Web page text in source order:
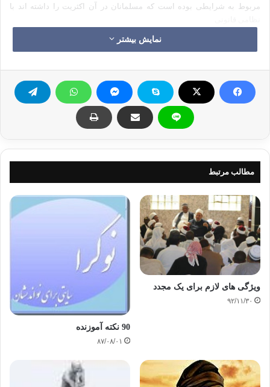
مربوط به شرایطی بوده است که مسلمانان در آن اکثریت را داشته اند با
که کم و بیش از مراجع خاص خود ملهم بوده است .در اقلیت بودن جدید نیست
که
عجیب است نوع جوامعی است که امروز پذیرای مسلمانان می شوند(جوامع
حقوقی، مردم
سالار و عرفی شده) و به آن ها منزلت شهروندی می دهند که امتیازاتش گسترده
است.
جریان های سنت گرا و نص گرا هر نوع رویکرد زمینه مند را رد می کنند و تأیید
می
کنند که اصول اسلامی هیچ تفسیری را برنمی تابد و این اصول به پنج نظر خلاصه
می
شوند:1)در اسلام،« انتخابات» وجود ندارد (این لفظ قرآنی نیست و چیزی که فرد
را به
رئیس سیاسی مرتبط می کند بیعت است)؛2) نمی توان خواهان آن بود که برای
یک مقام
انتخاب شویم بر پایه سنت پیامبر( ازجمله منابع ) که یادآور می شود:«ما
اقتدار(سیاسی) را به کسی که آن را مطالبه می کن و به شدت خواهان آن است،
دهیم؛3) یک مسلمان فقط با یک مسلمان می تواند بیعت کند و در هر شرایطی
نوع مشارکت سیاس خودداری کند؛4) فرد مسلمان باید به اقتدار سیاسی یک
مسلمان احترام
نمایش بیشتر
مطالب مرتبط
ﻭﯾﮋﮔﯽ ﻫﺎﯼ ﻻﺯﻡ ﺑﺮﺍﯼ ﯾﮏ ﻣﺠﺪﺩ
۹۲/۱۱/۳۰
90 نکته آموزنده
۸۷/۰۸/۰۱